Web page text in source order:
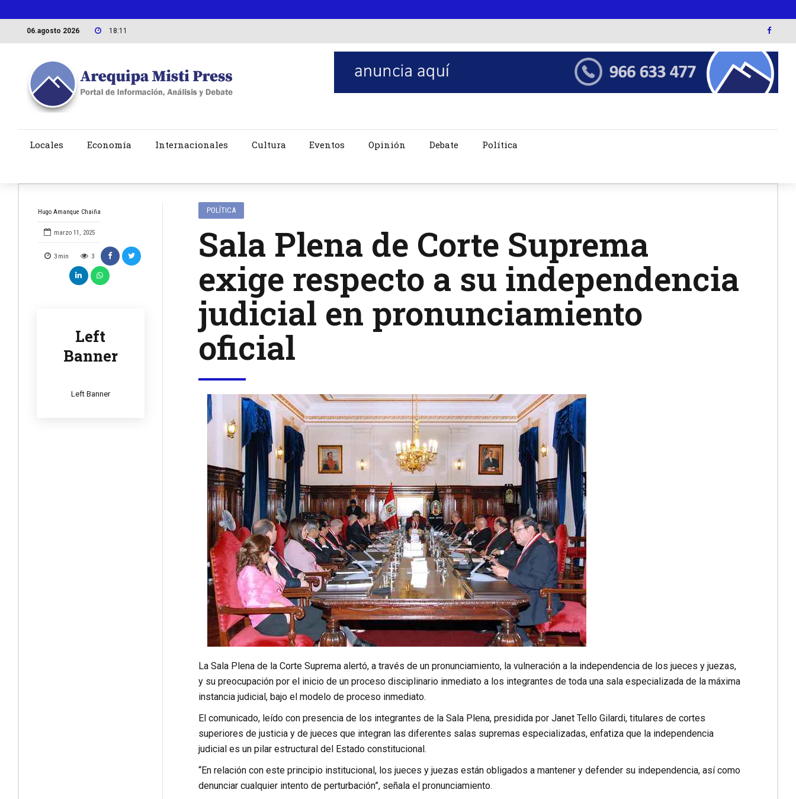
06.agosto 2026 18:11
Locales Economía Internacionales Cultura Eventos Opinión Debate Política
Hugo Amanque Chaiña
marzo 11, 2025
3 min 3
Left
Banner
Left Banner
POLÍTICA
Sala Plena de Corte Suprema
exige respecto a su independencia
judicial en pronunciamiento
oficial
La Sala Plena de la Corte Suprema alertó, a través de un pronunciamiento, la vulneración a la independencia de los jueces y juezas,
y su preocupación por el inicio de un proceso disciplinario inmediato a los integrantes de toda una sala especializada de la máxima
instancia judicial, bajo el modelo de proceso inmediato.
El comunicado, leído con presencia de los integrantes de la Sala Plena, presidida por Janet Tello Gilardi, titulares de cortes
superiores de justicia y de jueces que integran las diferentes salas supremas especializadas, enfatiza que la independencia
judicial es un pilar estructural del Estado constitucional.
“En relación con este principio institucional, los jueces y juezas están obligados a mantener y defender su independencia, así como
denunciar cualquier intento de perturbación”, señala el pronunciamiento.